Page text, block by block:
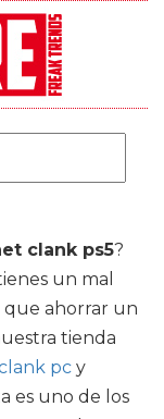
clank ps5?
un mal
que ahorrar un
tienda
pc y
es uno de los